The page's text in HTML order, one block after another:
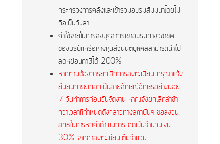
กระทรวงการคลังและเข้าร่วมอบรมสัมมนาโดยไม่
ถือเป็นวันลา
ค่าใช้จ่ายในการส่งบุคลากรเข้าอบรมทางวิชาชีพ
ของบริษัทหรือห้างหุ้นส่วนนิติบุคคลสามารถนำไป
ลดหย่อนภาษีได้ 200%
หากท่านต้องการยกเลิกการลงทะเบียน กรุณาแจ้ง
ยืนยันการยกเลิกเป็นลายลักษณ์อักษรอย่างน้อย
7 วันทำการก่อนวันจัดงาน หากแจ้งยกเลิกล่าช้า
กว่าเวลาที่กำหนดดังกล่าวทางสถาบันฯ ขอสงวน
สิทธิในการหักค่าดำเนินการ คิดเป็นจำนวนเงิน
30% จากค่าลงทะเบียนเต็มจำนวน